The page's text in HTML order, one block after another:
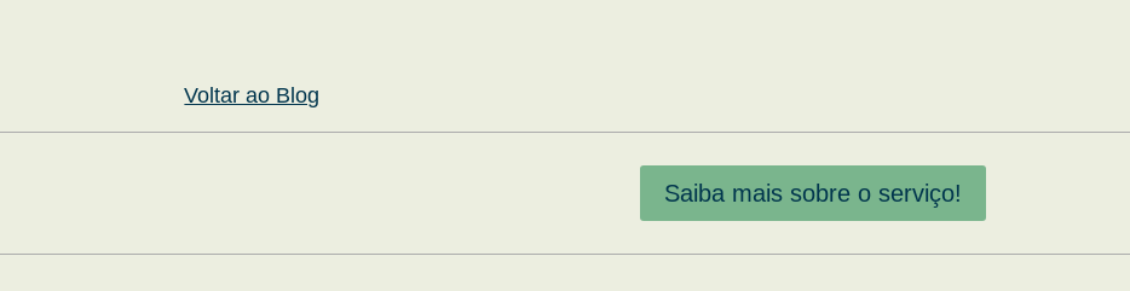
Voltar ao Blog
Saiba mais sobre o serviço!